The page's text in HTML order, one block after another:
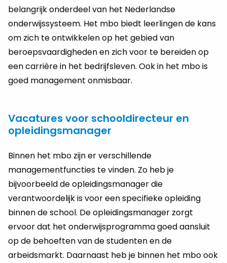
belangrijk onderdeel van het Nederlandse
onderwijssysteem. Het mbo biedt leerlingen de kans
om zich te ontwikkelen op het gebied van
beroepsvaardigheden en zich voor te bereiden op
een carrière in het bedrijfsleven. Ook in het mbo is
goed management onmisbaar.
Vacatures voor schooldirecteur en
opleidingsmanager
Binnen het mbo zijn er verschillende
managementfuncties te vinden. Zo heb je
bijvoorbeeld de opleidingsmanager die
verantwoordelijk is voor een specifieke opleiding
binnen de school. De opleidingsmanager zorgt
ervoor dat het onderwijsprogramma goed aansluit
op de behoeften van de studenten en de
arbeidsmarkt. Daarnaast heb je binnen het mbo ook